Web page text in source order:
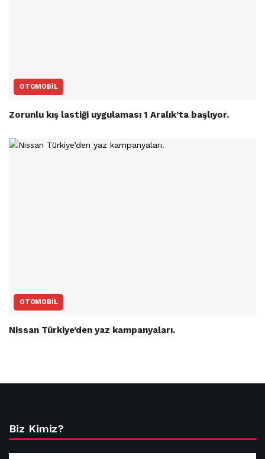
OTOMOBIL
Zorunlu kış lastiği uygulaması 1 Aralık’ta başlıyor.
OTOMOBIL
Nissan Türkiye’den yaz kampanyaları.
Biz Kimiz?